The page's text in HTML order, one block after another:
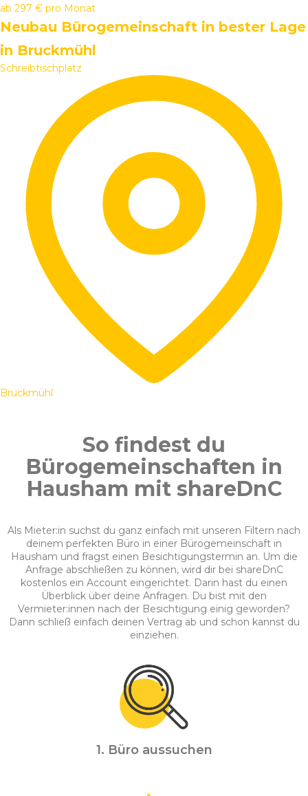
ab 297 € pro Monat
Neubau Bürogemeinschaft in bester Lage
in Bruckmühl
Schreibtischplatz
Bruckmühl
So findest du
Bürogemeinschaften in
Hausham mit shareDnC
Als Mieter:in suchst du ganz einfach mit unseren Filtern nach
deinem perfekten Büro in einer Bürogemeinschaft in
Hausham und fragst einen Besichtigungstermin an. Um die
Anfrage abschließen zu können, wird dir bei shareDnC
kostenlos ein Account eingerichtet. Darin hast du einen
Überblick über deine Anfragen. Du bist mit den
Vermieter:innen nach der Besichtigung einig geworden?
Dann schließ einfach deinen Vertrag ab und schon kannst du
einziehen.
1. Büro aussuchen